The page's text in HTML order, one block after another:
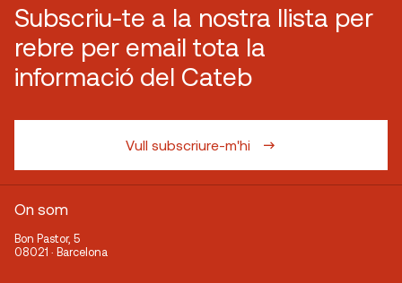
Subscriu-te a la nostra llista per
rebre per email tota la
informació del Cateb
Vull subscriure-m'hi
On som
Bon Pastor, 5
08021 · Barcelona